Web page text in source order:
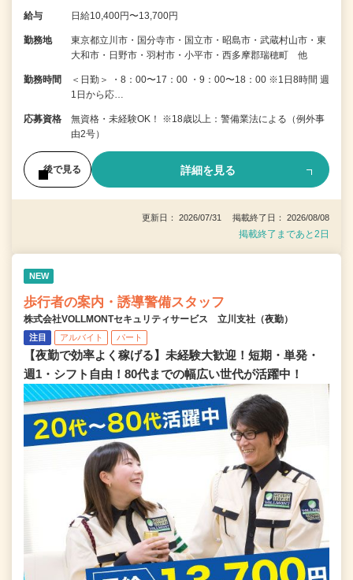
給与 日給10,400円〜13,700円
勤務地
東京都立川市・国分寺市・国立市・昭島市・武蔵村山市・東
大和市・日野市・羽村市・小平市・西多摩郡瑞穂町 他
勤務時間
＜日勤＞ ・8：00〜17：00 ・9：00〜18：00 ※1日8時間 週
1日から応…
応募資格
無資格・未経験OK！ ※18歳以上：警備業法による（例外事
由2号）
後で見る 詳細を見る
更新日： 2026/07/31 掲載終了日： 2026/08/08
掲載終了まであと2日
NEW
歩行者の案内・誘導警備スタッフ
株式会社VOLLMONTセキュリティサービス 立川支社（夜勤）
注目 アルバイト パート
【夜勤で効率よく稼げる】未経験大歓迎！短期・単発・
週1・シフト自由！80代までの幅広い世代が活躍中！